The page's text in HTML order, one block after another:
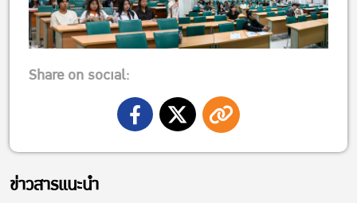
Share on social:
ข่าวสารแนะนำ